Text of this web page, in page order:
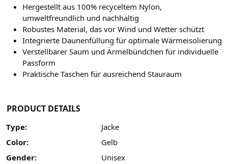
Hergestellt aus 100% recyceltem Nylon,
umweltfreundlich und nachhaltig
Robustes Material, das vor Wind und Wetter schützt
Integrierte Daunenfüllung für optimale Wärmeisolierung
Verstellbarer Saum und Ärmelbündchen für individuelle
Passform
Praktische Taschen für ausreichend Stauraum
PRODUCT DETAILS
Type:
Jacke
Color:
Gelb
Gender:
Unisex